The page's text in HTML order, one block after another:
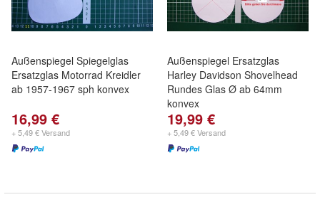
Außenspiegel Spiegelglas
Ersatzglas Motorrad Kreidler
ab 1957-1967 sph konvex
16,99 €
+ 5,49 € Versand
Außenspiegel Ersatzglas
Harley Davidson Shovelhead
Rundes Glas Ø ab 64mm
konvex
19,99 €
+ 5,49 € Versand